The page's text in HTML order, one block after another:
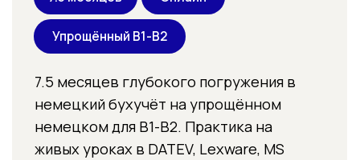
Наши программы аккредитованы Certuria
по стандарту AZAV. Это гарантирует, что
обучение полностью соответствует